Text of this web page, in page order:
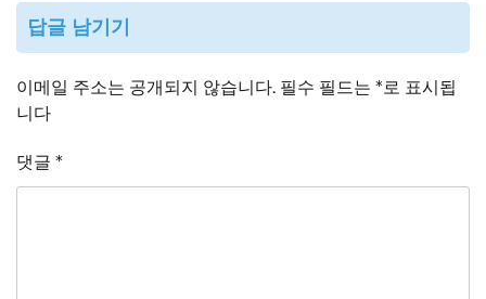
답글 남기기
이메일 주소는 공개되지 않습니다. 필수 필드는 *로 표시됩
니다
댓글 *